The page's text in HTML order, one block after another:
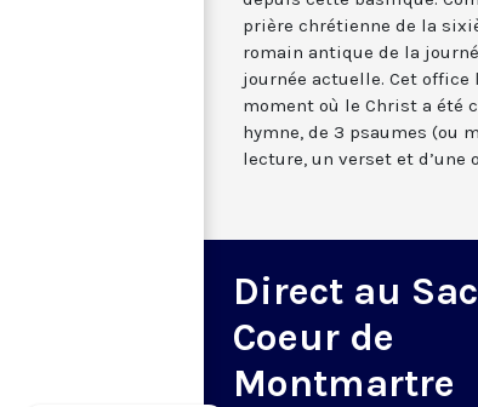
prière chrétienne de la
romain antique de la
journée actuelle. Cet
moment où le Christ a été
hymne, de 3 psaumes (ou
lecture, un verset et d’une
Direct au
Coeur de
Montmartre